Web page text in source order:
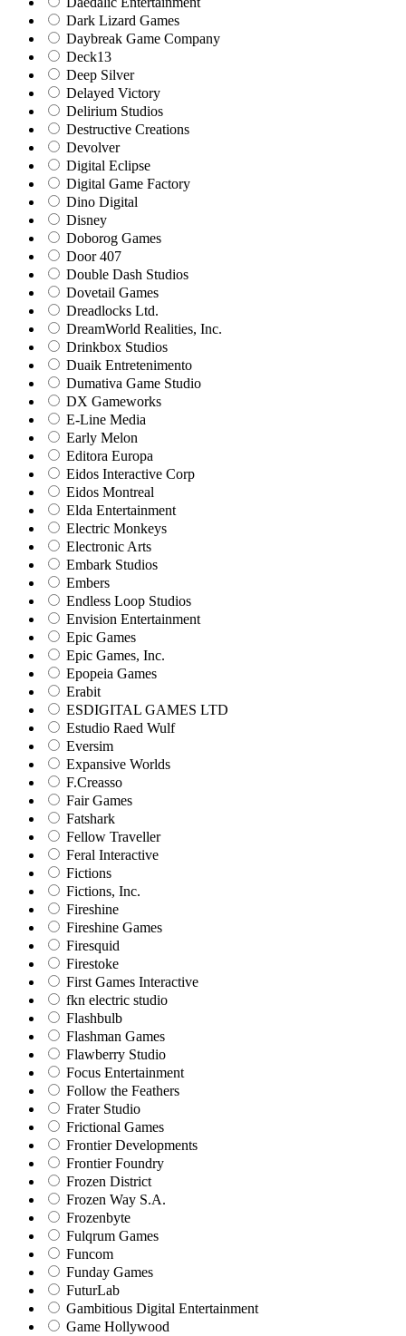
Dark Lizard Games
Daybreak Game Company
Deck13
Deep Silver
Delayed Victory
Delirium Studios
Destructive Creations
Devolver
Digital Eclipse
Digital Game Factory
Dino Digital
Disney
Doborog Games
Door 407
Double Dash Studios
Dovetail Games
Dreadlocks Ltd.
DreamWorld Realities, Inc.
Drinkbox Studios
Duaik Entretenimento
Dumativa Game Studio
DX Gameworks
E-Line Media
Early Melon
Editora Europa
Eidos Interactive Corp
Eidos Montreal
Elda Entertainment
Electric Monkeys
Electronic Arts
Embark Studios
Embers
Endless Loop Studios
Envision Entertainment
Epic Games
Epic Games, Inc.
Epopeia Games
Erabit
ESDIGITAL GAMES LTD
Estudio Raed Wulf
Eversim
Expansive Worlds
F.Creasso
Fair Games
Fatshark
Fellow Traveller
Feral Interactive
Fictions
Fictions, Inc.
Fireshine
Fireshine Games
Firesquid
Firestoke
First Games Interactive
fkn electric studio
Flashbulb
Flashman Games
Flawberry Studio
Focus Entertainment
Follow the Feathers
Frater Studio
Frictional Games
Frontier Developments
Frontier Foundry
Frozen District
Frozen Way S.A.
Frozenbyte
Fulqrum Games
Funcom
Funday Games
FuturLab
Gambitious Digital Entertainment
Game Hollywood